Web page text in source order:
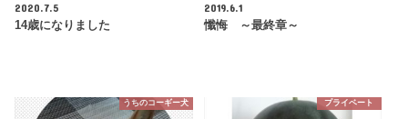
2020.7.5
14歳になりました
2019.6.1
懺悔 ～最終章～
うちのコーギー犬 プライベート